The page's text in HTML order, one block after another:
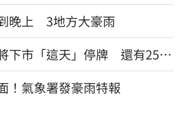
晚上 3地方大豪雨
下市「這天」停牌 還有252
！氣象署發豪雨特報